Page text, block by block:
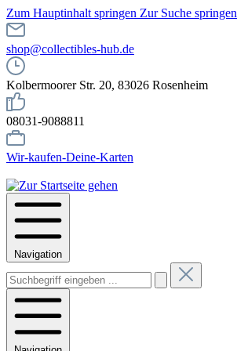
Zum Hauptinhalt springen Zur Suche springen
shop@collectibles-hub.de
Kolbermoorer Str. 20, 83026 Rosenheim
08031-9088811
Wir-kaufen-Deine-Karten
Navigation